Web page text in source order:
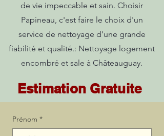
de vie impeccable et sain. Choisir
Papineau, c'est faire le choix d'un
service de nettoyage d'une grande
fiabilité et qualité.: Nettoyage logement
encombré et sale à Châteauguay.
Estimation Gratuite
Prénom *